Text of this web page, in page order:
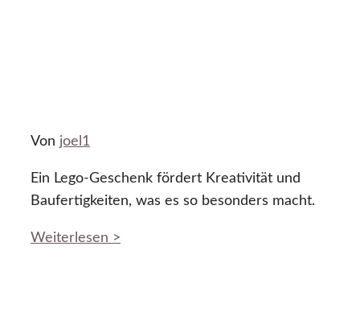
Von joel1
Ein Lego-Geschenk fördert Kreativität und
Baufertigkeiten, was es so besonders macht.
Weiterlesen >